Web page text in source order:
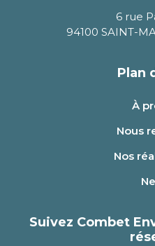
6 rue
94100 SAINT-
Plan
À
Nous
Nos
Suivez Combet